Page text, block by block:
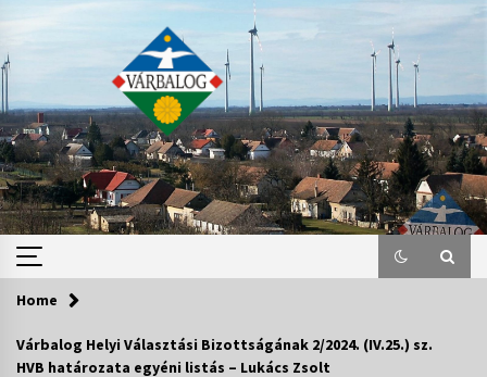
content
Home
Várbalog Helyi Választási Bizottságának 2/2024. (IV.25.) sz.
HVB határozata egyéni listás – Lukács Zsolt